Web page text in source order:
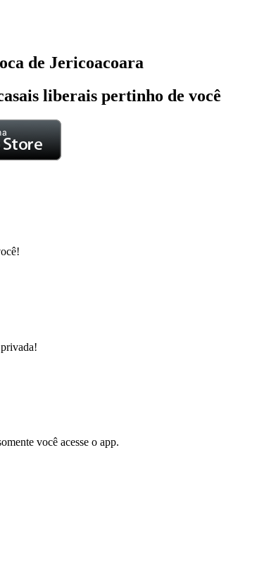
de Jericoacoara
liberais pertinho de você
você acesse o app.